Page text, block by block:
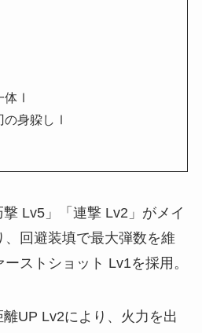
体Ⅰ
の身躱しⅠ
撃 Lv5」「連撃 Lv2」がメイ
、回避装填で最大弾数を維
ストショット Lv1を採用。
UP Lv2により、火力を出